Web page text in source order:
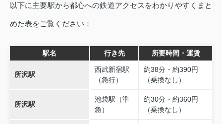
以下に主要駅から都心への鉄道アクセスをわかりやすくまと
めた表をご覧ください：
駅名 行き先 所要時間・運賃
所沢駅
西武新宿駅
（急行）
約38分・約390円
（乗換なし）
所沢駅
池袋駅（準
急）
約30分・約360円
（乗換なし）